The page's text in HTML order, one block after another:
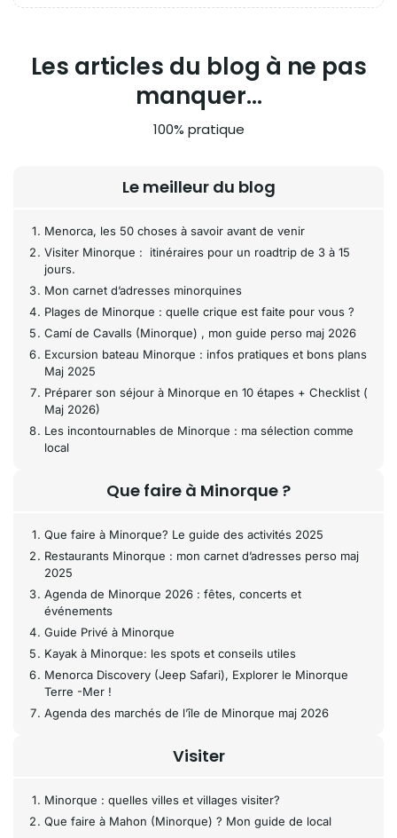
Les articles du blog à ne pas
manquer...
100% pratique
Le meilleur du blog
Menorca, les 50 choses à savoir avant de venir
Visiter Minorque : itinéraires pour un roadtrip de 3 à 15
jours.
Mon carnet d’adresses minorquines
Plages de Minorque : quelle crique est faite pour vous ?
Camí de Cavalls (Minorque) , mon guide perso maj 2026
Excursion bateau Minorque : infos pratiques et bons plans
Maj 2025
Préparer son séjour à Minorque en 10 étapes + Checklist (
Maj 2026)
Les incontournables de Minorque : ma sélection comme
local
Que faire à Minorque ?
Que faire à Minorque? Le guide des activités 2025
Restaurants Minorque : mon carnet d’adresses perso maj
2025
Agenda de Minorque 2026 : fêtes, concerts et
événements
Guide Privé à Minorque
Kayak à Minorque: les spots et conseils utiles
Menorca Discovery (Jeep Safari), Explorer le Minorque
Terre -Mer !
Agenda des marchés de l’île de Minorque maj 2026
Visiter
Minorque : quelles villes et villages visiter?
Que faire à Mahon (Minorque) ? Mon guide de local